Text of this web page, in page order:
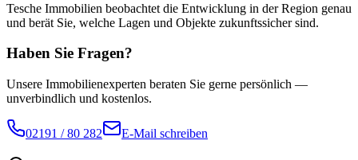
Tesche Immobilien beobachtet die Entwicklung in der Region genau
und berät Sie, welche Lagen und Objekte zukunftssicher sind.
Haben Sie Fragen?
Unsere Immobilienexperten beraten Sie gerne persönlich —
unverbindlich und kostenlos.
02191 / 80 282 E-Mail schreiben